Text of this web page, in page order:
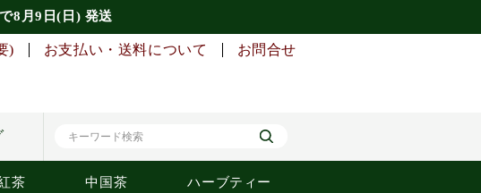
8月9日(日) 発送
) お支払い・送料について お問合せ
茶 中国茶 ハーブティー